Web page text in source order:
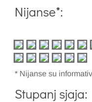
Nijanse*:
* Nijanse su
Stupanj sjaja: